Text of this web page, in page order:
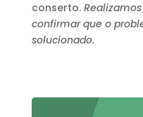
conserto.
confirmar que o
solucionado.